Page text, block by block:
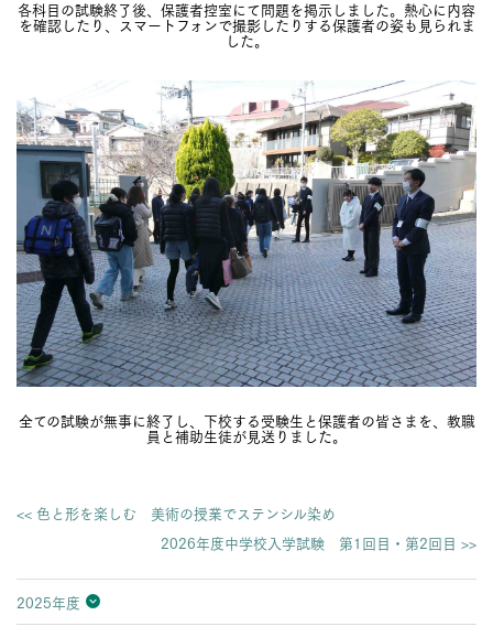
各科目の試験終了後、保護者控室にて問題を掲示しました。熱心に内容
を確認したり、スマートフォンで撮影したりする保護者の姿も見られま
した。
全ての試験が無事に終了し、下校する受験生と保護者の皆さまを、教職
員と補助生徒が見送りました。
<< 色と形を楽しむ 美術の授業でステンシル染め
2026年度中学校入学試験 第1回目・第2回目 >>
2025年度
2026年度
2025年度
2024年度
2023年度
2022年度
2021年度
2020年度
2019年度
2018年度
2017年度
2016年度
2015年度
2014年度
2013年度